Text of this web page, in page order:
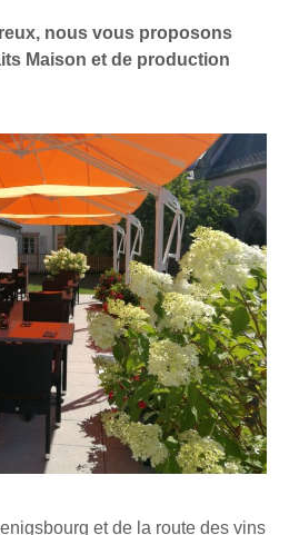
nous vous proposons
Maison et de production
et de la route des vins